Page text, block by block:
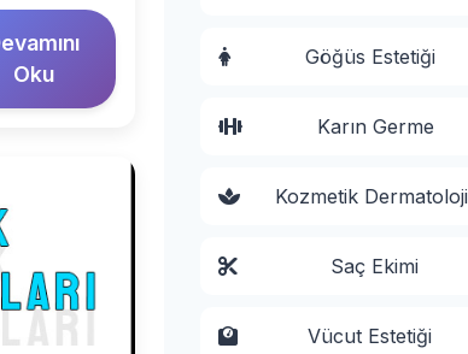
Oku
Göğüs Estetiği
Karın Germe
Kozmetik Dermatoloji
Saç Ekimi
Vücut Estetiği